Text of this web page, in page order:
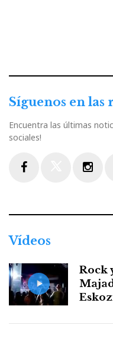
Síguenos en las
Encuentra las últimas
sociales!
Vídeos
Rock